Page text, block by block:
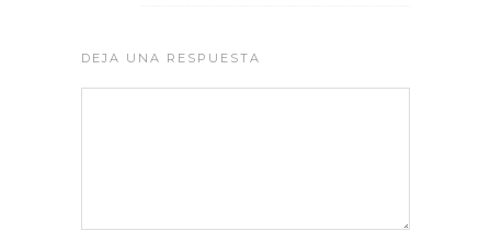
DEJA UNA RESPUESTA